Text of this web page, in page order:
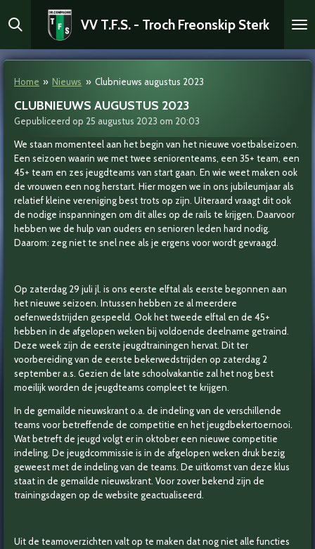
direct
de
VV T.F.S. - Troch Freonskip Sterk
Home » Nieuws » Clubnieuws augustus 2023
CLUBNIEUWS AUGUSTUS 2023
Gepubliceerd op 25 augustus 2023 om 20:03
We staan momenteel aan het begin van het nieuwe voetbalseizoen.
Een seizoen waarin we met twee seniorenteams, een 35+ team, een
45+ team en zes jeugdteams van start gaan. En wie weet maken ook
de vrouwen een nog herstart. Hier mogen we in ons jubileumjaar als
relatief kleine vereniging best trots op zijn. Uiteraard vraagt dit ook
de nodige inspanningen om dit alles op de rails te krijgen. Daarvoor
hebben we de hulp van ouders en senioren leden hard nodig.
Daarom: zeg niet te snel nee als je ergens voor wordt gevraagd.
Op zaterdag 29 juli jl. is ons eerste elftal als eerste begonnen aan
het nieuwe seizoen. Intussen hebben ze al meerdere
oefenwedstrijden gespeeld. Ook het tweede elftal en de 45+
hebben in de afgelopen weken bij voldoende deelname getraind.
Deze week zijn de eerste jeugdtrainingen hervat. Dit ter
voorbereiding van de eerste bekerwedstrijden op zaterdag 2
september a.s. Gezien de late schoolvakantie zal het nog best
moeilijk worden de jeugdteams compleet te krijgen.
In de gemailde nieuwskrant o.a. de indeling van de verschillende
teams voor betreffende de competitie en het jeugdbekertoernooi.
Wat betreft de jeugd volgt er in oktober een nieuwe competitie
indeling. De jeugdcommissie is in de afgelopen weken druk bezig
geweest met de indeling van de teams. De uitkomst van deze klus
staat in de gemailde nieuwskrant. Voor zover bekend zijn de
trainingsdagen op de website geactualiseerd.
Uit de teamoverzichten valt op te maken dat nog niet alle functies